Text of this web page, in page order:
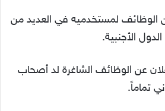
الوظائف لمستخدميه في العديد من
الأجنبية.
عن الوظائف الشاغرة لد أصحاب
تماماً.